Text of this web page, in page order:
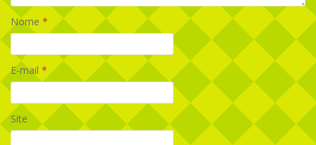
Nome *
E-mail *
Site